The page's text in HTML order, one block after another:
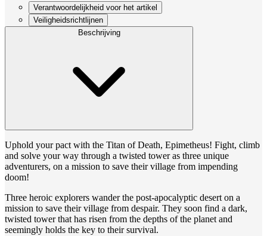
Verantwoordelijkheid voor het artikel
Veiligheidsrichtlijnen
Beschrijving
Uphold your pact with the Titan of Death, Epimetheus! Fight, climb
and solve your way through a twisted tower as three unique
adventurers, on a mission to save their village from impending
doom!
Three heroic explorers wander the post-apocalyptic desert on a
mission to save their village from despair. They soon find a dark,
twisted tower that has risen from the depths of the planet and
seemingly holds the key to their survival.